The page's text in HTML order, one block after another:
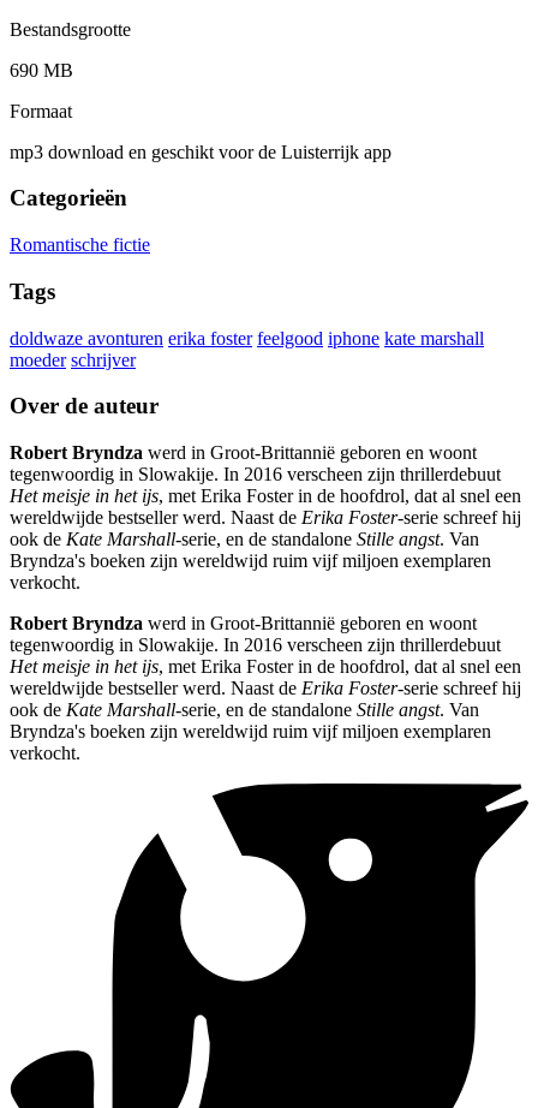
Bestandsgrootte
690 MB
Formaat
mp3 download en geschikt voor de Luisterrijk app
Categorieën
Romantische fictie
Tags
doldwaze avonturen erika foster feelgood iphone kate marshall
moeder schrijver
Over de auteur
Robert Bryndza werd in Groot-Brittannië geboren en woont
tegenwoordig in Slowakije. In 2016 verscheen zijn thrillerdebuut
Het meisje in het ijs, met Erika Foster in de hoofdrol, dat al snel een
wereldwijde bestseller werd. Naast de Erika Foster-serie schreef hij
ook de Kate Marshall-serie, en de standalone Stille angst. Van
Bryndza's boeken zijn wereldwijd ruim vijf miljoen exemplaren
verkocht.
Robert Bryndza werd in Groot-Brittannië geboren en woont
tegenwoordig in Slowakije. In 2016 verscheen zijn thrillerdebuut
Het meisje in het ijs, met Erika Foster in de hoofdrol, dat al snel een
wereldwijde bestseller werd. Naast de Erika Foster-serie schreef hij
ook de Kate Marshall-serie, en de standalone Stille angst. Van
Bryndza's boeken zijn wereldwijd ruim vijf miljoen exemplaren
verkocht.